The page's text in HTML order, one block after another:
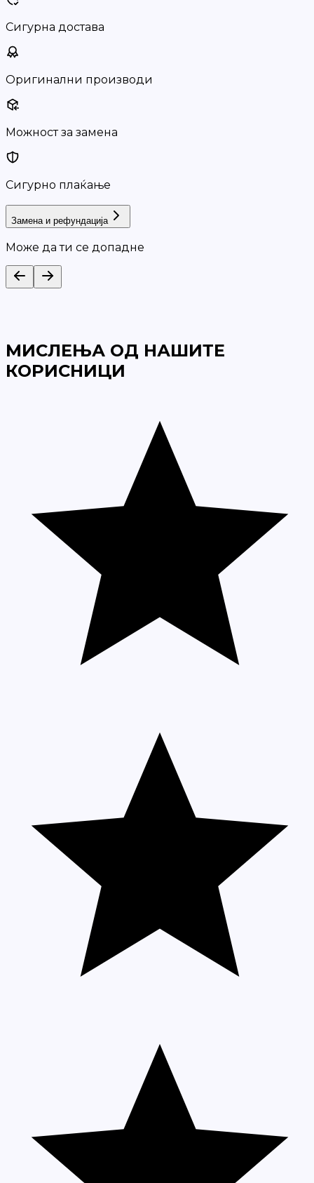
Сигурна достава
Оригинални производи
Можност за замена
Сигурно плаќање
Замена и рефундација
Може да ти се допадне
МИСЛЕЊА ОД НАШИТЕ
КОРИСНИЦИ